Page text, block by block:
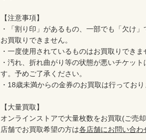
【注意事項】
・「割り印」があるもの、一部でも「欠け
お買取りできません。
・一度使用されているものはお買取りできま
・汚れ、折れ曲がり等の状態が悪いチケッ
す。予めご了承ください。
・18歳未満からの金券のお買取は行っており
【大量買取】
オンラインストアで大量枚数をお買取(ご売
店舗でお買取希望の方は各店舗にお問い合わ